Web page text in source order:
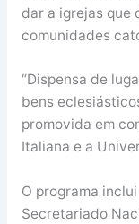
dar a igrejas que
comunidades
“Dispensa de
bens
promovida em
Italiana e a
O programa
Secretariado